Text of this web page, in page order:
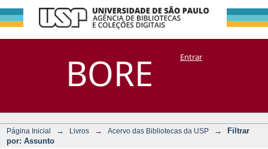
BORE
Filtrar por:
Assunto
DSpace/Manakin + CoriscoEntrar
Página Inicial → Livros → Acervo das Bibliotecas da USP →
Filtrar
por: Assunto